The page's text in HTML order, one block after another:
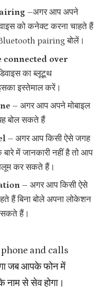
–अगर आप अपने
को कनेक्ट करना चाहते हैं
pairing बोलें।
connected over
का ब्लूटूथ
इस्तेमाल करें।
– अगर आप अपने मोबाइल
बोल सकते हैं
– अगर आप किसी ऐसे जगह
में जानकारी नहीं है तो आप
कर सकते हैं।
–अगर आप किसी ऐसे
हैं बिना बोले अपना लोकेशन
हैं।
and calls
जब आपके फोन में
नाम से सेव होगा।